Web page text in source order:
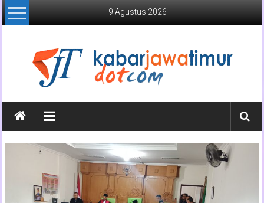
Lompat
ke
9 Agustus 2026
Kabar
Jawa
Timur